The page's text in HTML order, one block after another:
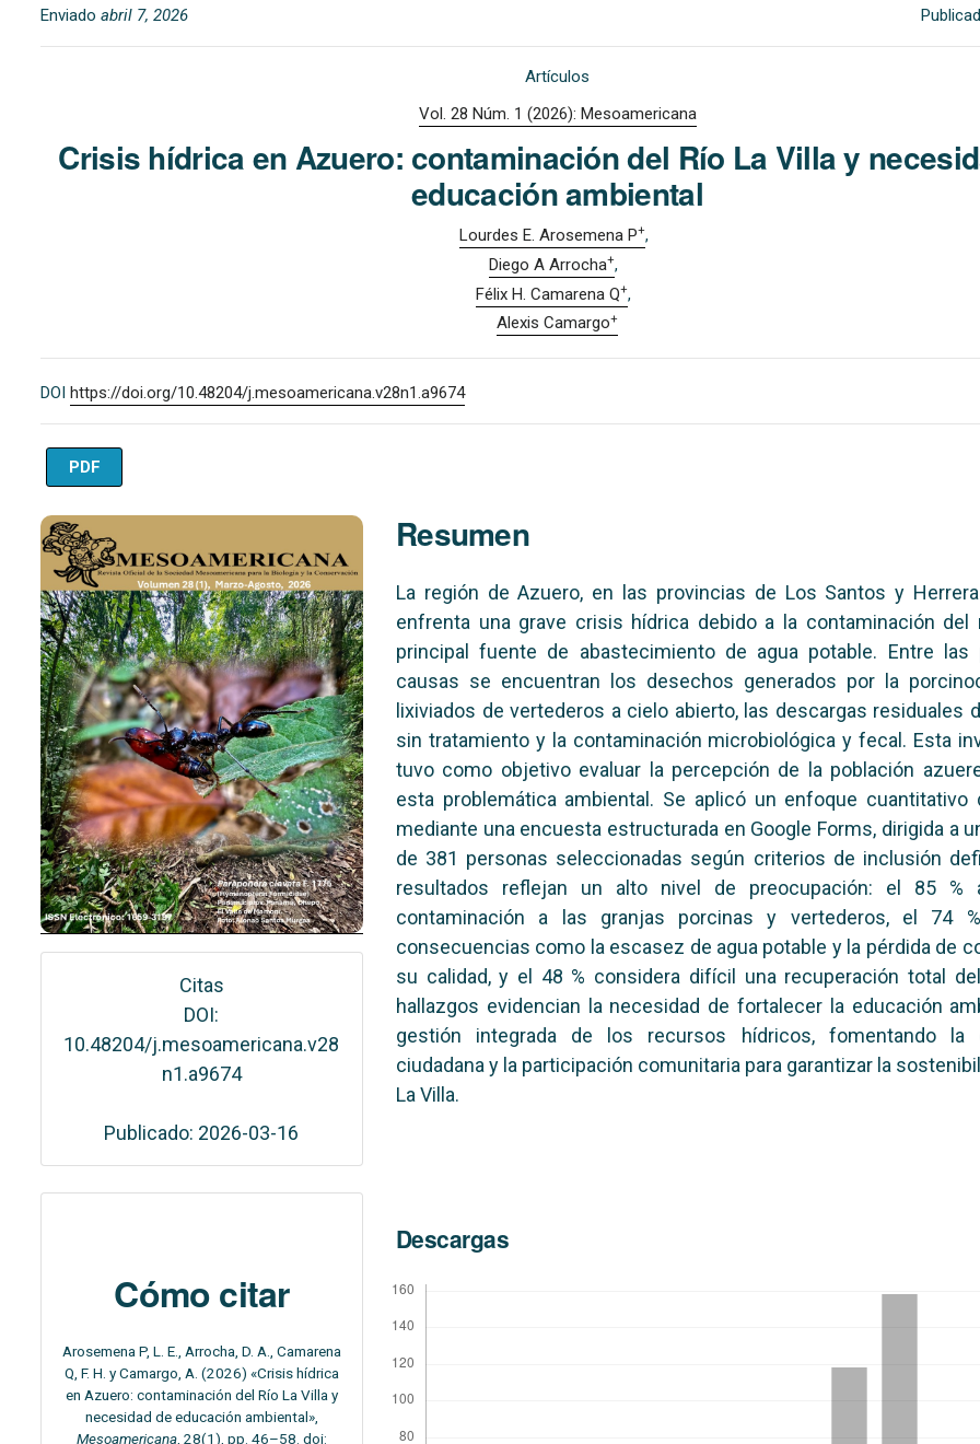
Enviado abril 7, 2026
Artículos
Vol. 28 Núm. 1 (2026): Mesoamericana
Crisis hídrica en Azuero: contaminación del Río La Villa y
educación ambiental
Lourdes E. Arosemena P+
Diego A Arrocha+
Félix H. Camarena Q+
Alexis Camargo+
DOI https://doi.org/10.48204/j.mesoamericana.v28n1.a9674
PDF
Imagen de portada
Citas
DOI:
10.48204/j.mesoamericana.v28
n1.a9674
Publicado: 2026-03-16
Cómo citar
Arosemena P, L. E., Arrocha, D. A., Camarena
Q, F. H. y Camargo, A. (2026) «Crisis hídrica
en Azuero: contaminación del Río La Villa y
necesidad de educación ambiental»,
Mesoamericana, 28(1), pp. 46–58. doi:
Resumen
La región de Azuero, en las provincias de Los Santos y Herrera
enfrenta una grave crisis hídrica debido a la contaminación del
principal fuente de abastecimiento de agua potable. Entre las
causas se encuentran los desechos generados por la
lixiviados de vertederos a cielo abierto, las descargas residuales
sin tratamiento y la contaminación microbiológica y fecal. Esta
tuvo como objetivo evaluar la percepción de la población
esta problemática ambiental. Se aplicó un enfoque cuantitativo
mediante una encuesta estructurada en Google Forms, dirigida a
de 381 personas seleccionadas según criterios de inclusión
resultados reflejan un alto nivel de preocupación: el 85 %
contaminación a las granjas porcinas y vertederos, el 74
consecuencias como la escasez de agua potable y la pérdida de
su calidad, y el 48 % considera difícil una recuperación total
hallazgos evidencian la necesidad de fortalecer la educación
gestión integrada de los recursos hídricos, fomentando la
ciudadana y la participación comunitaria para garantizar la
La Villa.
Descargas